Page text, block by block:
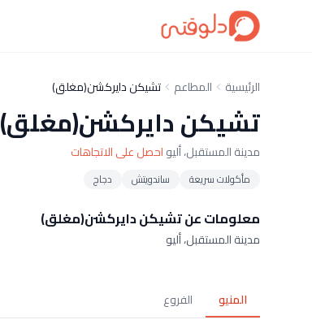
الرئيسية المطاعم تشيكن دايركشن(مغلق)
تشيكن دايركشن(مغلق)
مدينة المستقبل، أليواحصل على الاتجاهات
مأكولات سريعة ساندويتش دجاج
معلومات عن تشيكن دايركشن(مغلق)
مدينة المستقبل، أليو
المنيو الفروع